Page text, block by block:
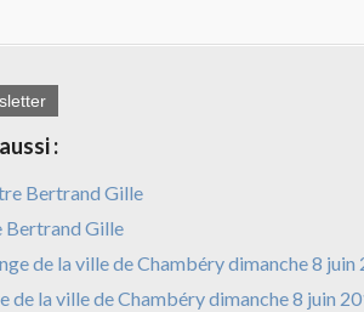
:
Bertrand Gille
de la ville de Chambéry dimanche 8 juin